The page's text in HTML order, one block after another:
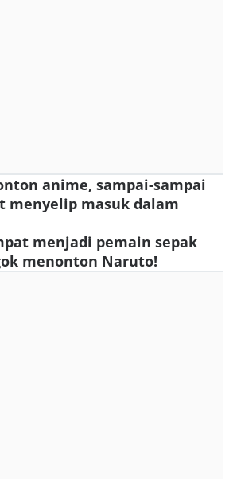
anime, sampai-sampai
masuk dalam
menjadi pemain sepak
menonton Naruto!